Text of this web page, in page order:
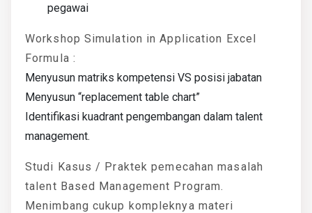
pegawai
Workshop Simulation in Application Excel
Formula :
Menyusun matriks kompetensi VS posisi jabatan
Menyusun “replacement table chart”
Identifikasi kuadrant pengembangan dalam talent
management.
Studi Kasus / Praktek pemecahan masalah
talent Based Management Program.
Menimbang cukup kompleknya materi